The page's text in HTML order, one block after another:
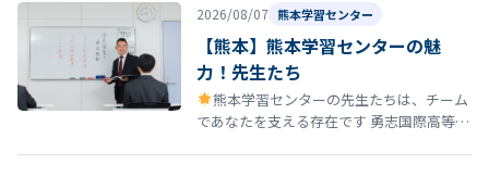
2026/08/07 熊本学習センター
【熊本】熊本学習センターの魅
力！先生たち
熊本学習センターの先生たちは、チーム
であなたを支える存在です 勇志国際高等学